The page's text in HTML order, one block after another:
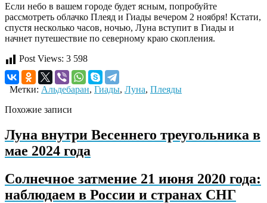
Если небо в вашем городе будет ясным, попробуйте
рассмотреть облачко Плеяд и Гиады вечером 2 ноября! Кстати,
спустя несколько часов, ночью, Луна вступит в Гиады и
начнет путешествие по северному краю скопления.
Post Views: 3 598
Метки: Альдебаран, Гиады, Луна, Плеяды
Похожие записи
Луна внутри Весеннего треугольника в
мае 2024 года
Солнечное затмение 21 июня 2020 года:
наблюдаем в России и странах СНГ